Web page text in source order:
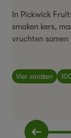
In Pickwick
smaken kers,
vruchten samen
Vier smaken